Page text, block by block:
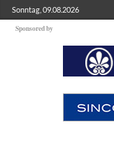
Sonntag, 09.08.2026
Sponsored by